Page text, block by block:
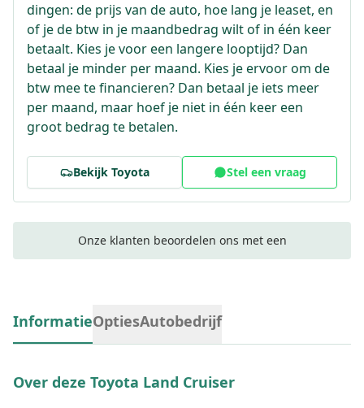
dingen: de prijs van de auto, hoe lang je leaset, en
of je de btw in je maandbedrag wilt of in één keer
betaalt. Kies je voor een langere looptijd? Dan
betaal je minder per maand. Kies je ervoor om de
btw mee te financieren? Dan betaal je iets meer
per maand, maar hoef je niet in één keer een
groot bedrag te betalen.
Bekijk Toyota Stel een vraag
Onze klanten beoordelen ons met een
InformatieOptiesAutobedrijf
Over deze Toyota Land Cruiser